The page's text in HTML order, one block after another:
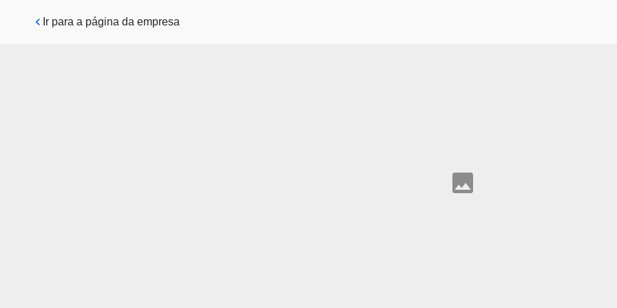
Pular para o conteúdo principal
Ir para a página da empresa